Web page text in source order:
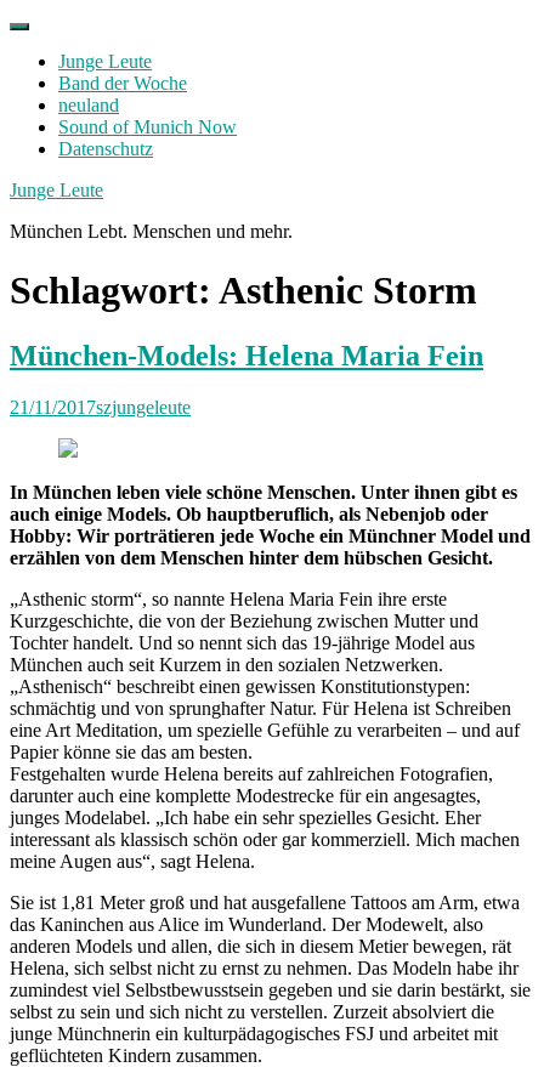
Skip
contentJunge Leute
Band der Woche
neuland
Sound of Munich Now
Datenschutz
Facebook
Twitter
Instagram
Junge Leute
München Lebt. Menschen und mehr.
Schlagwort: Asthenic Storm
München-Models: Helena Maria Fein
21/11/2017szjungeleute
In München leben viele schöne Menschen. Unter ihnen gibt es
auch einige Models. Ob hauptberuflich, als Nebenjob oder
Hobby: Wir porträtieren jede Woche ein Münchner Model und
erzählen von dem Menschen hinter dem hübschen Gesicht.
„Asthenic storm“, so nannte Helena Maria Fein ihre erste
Kurzgeschichte, die von der Beziehung zwischen Mutter und
Tochter handelt. Und so nennt sich das 19-jährige Model aus
München auch seit Kurzem in den sozialen Netzwerken.
„Asthenisch“ beschreibt einen gewissen Konstitutionstypen:
schmächtig und von sprunghafter Natur. Für Helena ist Schreiben
eine Art Meditation, um spezielle Gefühle zu verarbeiten – und auf
Papier könne sie das am besten.
Festgehalten wurde Helena bereits auf zahlreichen Fotografien,
darunter auch eine komplette Modestrecke für ein angesagtes,
junges Modelabel. „Ich habe ein sehr spezielles Gesicht. Eher
interessant als klassisch schön oder gar kommerziell. Mich machen
meine Augen aus“, sagt Helena.
Sie ist 1,81 Meter groß und hat ausgefallene Tattoos am Arm, etwa
das Kaninchen aus Alice im Wunderland. Der Modewelt, also
anderen Models und allen, die sich in diesem Metier bewegen, rät
Helena, sich selbst nicht zu ernst zu nehmen. Das Modeln habe ihr
zumindest viel Selbstbewusstsein gegeben und sie darin bestärkt, sie
selbst zu sein und sich nicht zu verstellen. Zurzeit absolviert die
junge Münchnerin ein kulturpädagogisches FSJ und arbeitet mit
geflüchteten Kindern zusammen.